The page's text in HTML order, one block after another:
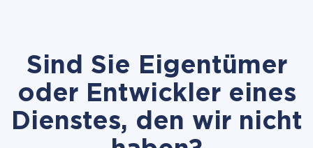
Sind Sie Eigentümer
oder Entwickler eines
Dienstes, den wir nicht